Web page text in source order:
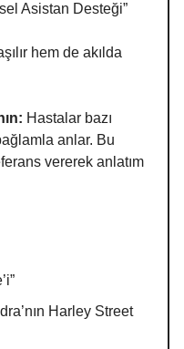
Asistan Desteği”
hem de akılda
Hastalar bazı
anlar. Bu
vererek anlatım
Harley Street